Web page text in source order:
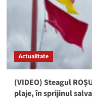
Actualitate
(VIDEO) Steagul
plaje, în sprijinul